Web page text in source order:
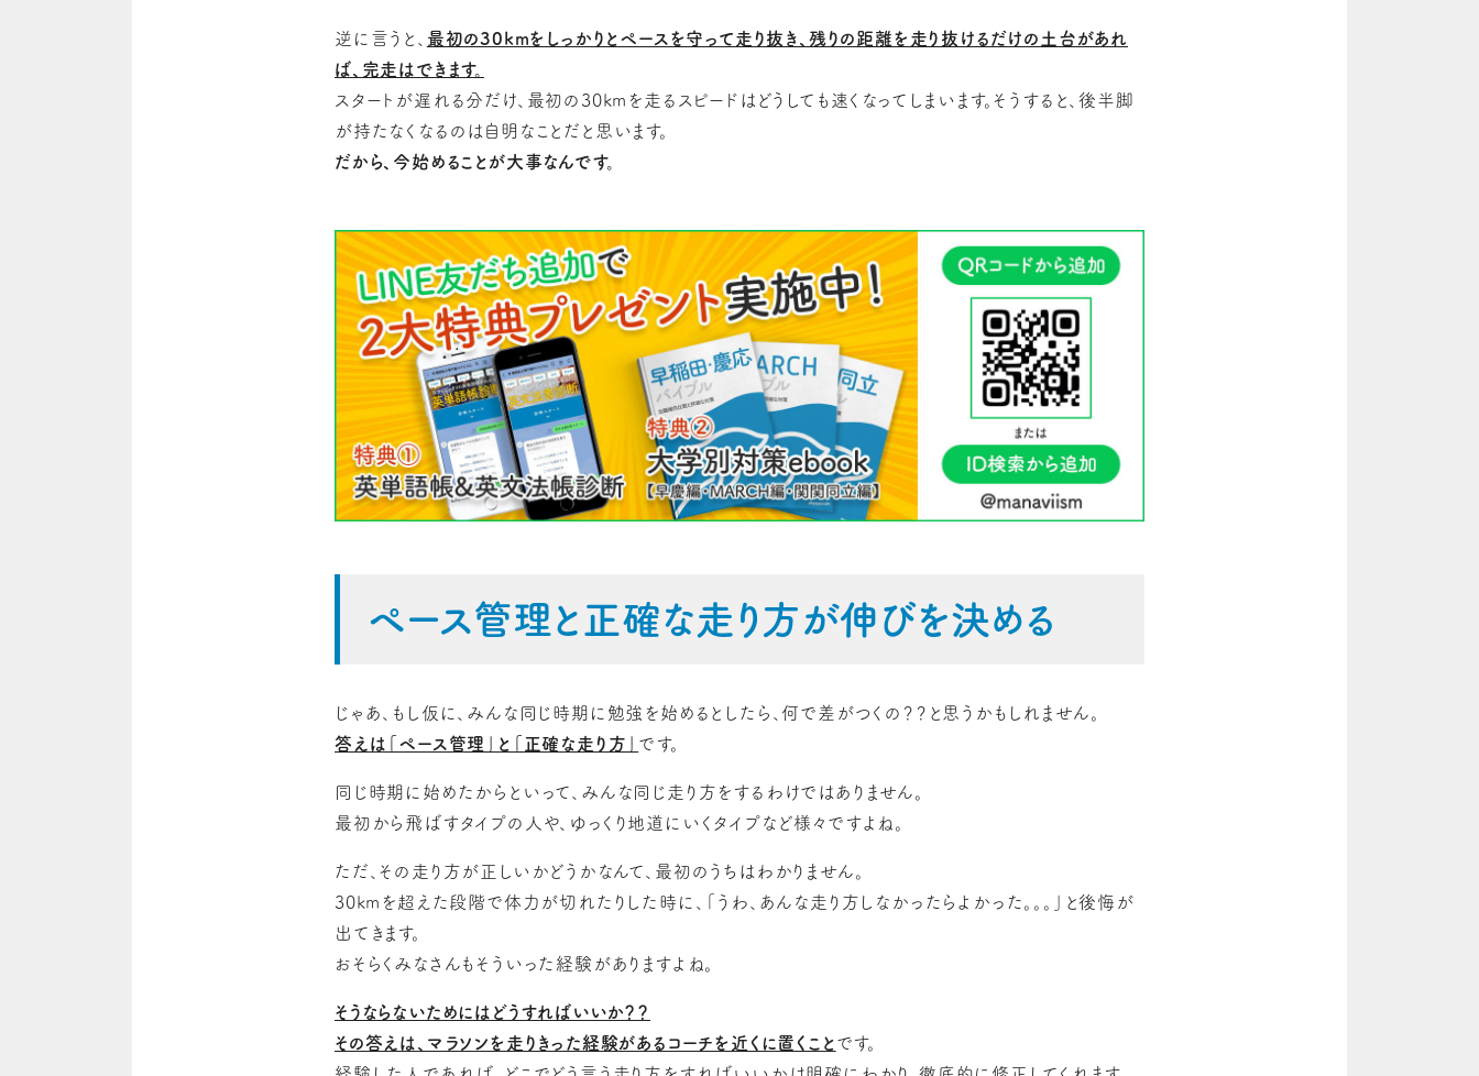
逆に言うと、 最初の30kmをしっかりとペースを守って走り抜き、残りの距離を走り抜けるだけの土台があれ
ば、完走はできます。
スタートが遅れる分だけ、最初の30kmを走るスピードはどうしても速くなってしまいます。そうすると、後半脚
が持たなくなるのは自明なことだと思います。
だから、今始めることが大事なんです。
ペース管理と正確な走り方が伸びを決める
じゃあ、もし仮に、みんな同じ時期に勉強を始めるとしたら、何で差がつくの？？と思うかもしれません。
答えは「ペース管理」と「正確な走り方」 です。
同じ時期に始めたからといって、みんな同じ走り方をするわけではありません。
最初から飛ばすタイプの人や、ゆっくり地道にいくタイプなど様々ですよね。
ただ、その走り方が正しいかどうかなんて、最初のうちはわかりません。
30kmを超えた段階で体力が切れたりした時に、「うわ、あんな走り方しなかったらよかった。。。」と後悔が
出てきます。
おそらくみなさんもそういった経験がありますよね。
そうならないためにはどうすればいいか？？
その答えは、マラソンを走りきった経験があるコーチを近くに置くことです。